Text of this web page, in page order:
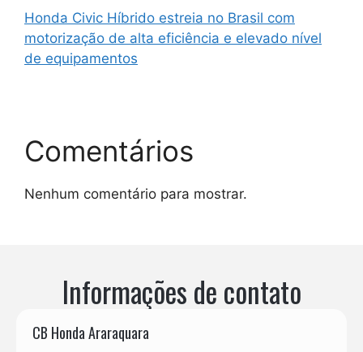
Honda Civic Híbrido estreia no Brasil com
motorização de alta eficiência e elevado nível
de equipamentos
Comentários
Nenhum comentário para mostrar.
Informações de contato
CB Honda Araraquara